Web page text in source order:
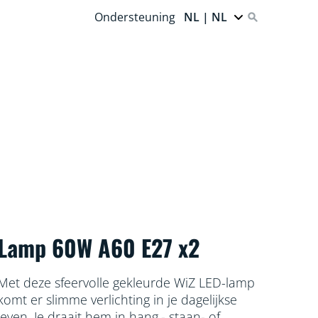
Ondersteuning NL | NL
60W A60 E27 x2
deze sfeervolle gekleurde WiZ LED-lamp
er slimme verlichting in je dagelijkse